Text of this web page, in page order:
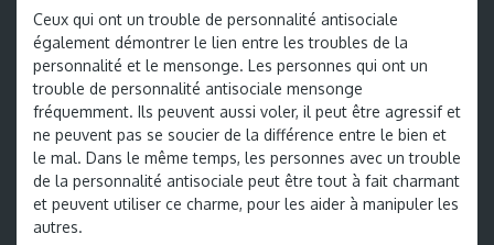
Ceux qui ont un trouble de personnalité antisociale
également démontrer le lien entre les troubles de la
personnalité et le mensonge. Les personnes qui ont un
trouble de personnalité antisociale mensonge
fréquemment. Ils peuvent aussi voler, il peut être agressif et
ne peuvent pas se soucier de la différence entre le bien et
le mal. Dans le même temps, les personnes avec un trouble
de la personnalité antisociale peut être tout à fait charmant
et peuvent utiliser ce charme, pour les aider à manipuler les
autres.